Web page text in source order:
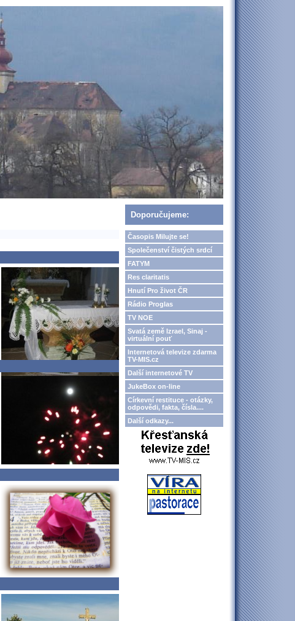
Doporučujeme:
Časopis Milujte se!
Společenství čistých srdcí
FATYM
Res claritatis
Hnutí Pro život ČR
Rádio Proglas
TV NOE
Svatá země Izrael, Sinaj -
virtuální pouť
Internetová televize zdarma
TV-MIS.cz
Další internetové TV
JukeBox on-line
Církevní restituce - otázky,
odpovědi, fakta, čísla....
Další odkazy...